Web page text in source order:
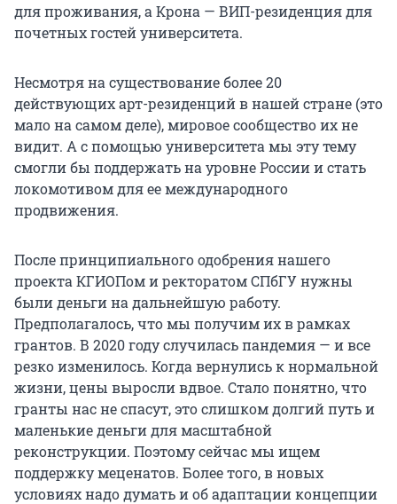
для проживания, а Крона — ВИП-резиденция для
почетных гостей университета.
Несмотря на существование более 20
действующих арт-резиденций в нашей стране (это
мало на самом деле), мировое сообщество их не
видит. А с помощью университета мы эту тему
смогли бы поддержать на уровне России и стать
локомотивом для ее международного
продвижения.
После принципиального одобрения нашего
проекта КГИОПом и ректоратом СПбГУ нужны
были деньги на дальнейшую работу.
Предполагалось, что мы получим их в рамках
грантов. В 2020 году случилась пандемия — и все
резко изменилось. Когда вернулись к нормальной
жизни, цены выросли вдвое. Стало понятно, что
гранты нас не спасут, это слишком долгий путь и
маленькие деньги для масштабной
реконструкции. Поэтому сейчас мы ищем
поддержку меценатов. Более того, в новых
условиях надо думать и об адаптации концепции